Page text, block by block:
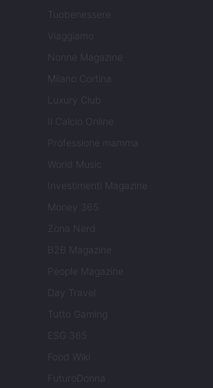
Tuobenessere
Viaggiamo
Nonne Magazine
Milano Cortina
Luxury Club
Il Calcio Online
Professione mamma
World Music
Investimenti Magazine
Money 365
Zona Nerd
B2B Magazine
People Magazine
Day Travel
Tutto Gaming
ESG 365
Food Wiki
FuturoDonna